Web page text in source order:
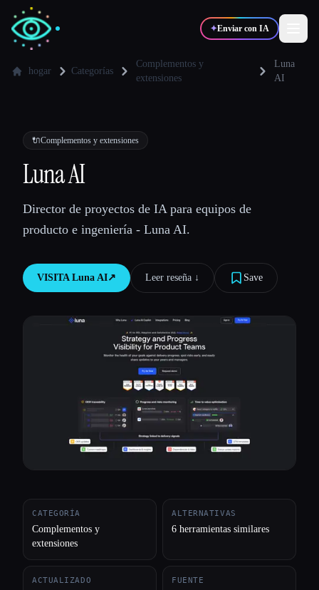
✦Enviar con IA
💻Desarrolladores
🎓 Estudiantes 🎬 Creadores
Blog
hogar Categorías
Complementos y
extensiones
Luna
AI
🔌Complementos y extensiones
Luna AI
Director de proyectos de IA para equipos de
producto e ingeniería - Luna AI.
VISITA Luna AI↗︎ Leer reseña ↓︎ Save
CATEGORÍA
Complementos y
extensiones
ALTERNATIVAS
6 herramientas similares
ACTUALIZADO FUENTE